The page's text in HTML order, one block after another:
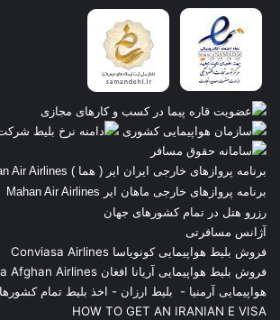
برنامه پروازهای خارجی ایران ایر ( هما ) Iran Air Airlines
برنامه پروازهای خارجی ماهان ایر Mahan Air Airlines
رزرو هتل در تمام کشورهای جهان
آژانس مسافرتی
فروش بلیط هواپیمایی کونویاسا Conviasa Airlines
فروش بلیط هواپیمایی آریانا افغان Ariana Afghan Airlines
هواپیمایی آرمنیا - بلیط ارزان - اخذ بلیط تمام
HOW TO GET AN IRANIAN E VISA